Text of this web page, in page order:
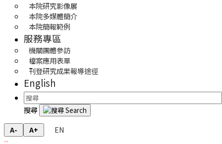
本院研究影像展
本院多媒體簡介
本院簡報範例
服務專區
機關團體參訪
檔案應用表單
刊登研究成果報導途徑
English
搜尋
A- A+
EN